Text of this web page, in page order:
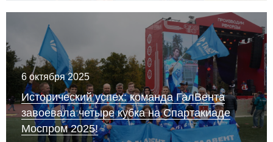
6 октября 2025
Исторический успех: команда ГалВента
завоевала четыре кубка на Спартакиаде
Моспром 2025!